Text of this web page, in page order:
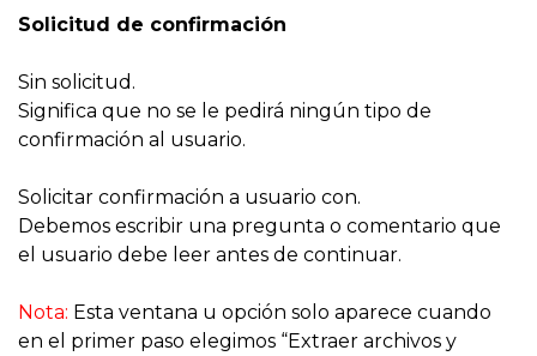
Solicitud de confirmación
Sin solicitud.
Significa que no se le pedirá ningún tipo de
confirmación al usuario.
Solicitar confirmación a usuario con.
Debemos escribir una pregunta o comentario que
el usuario debe leer antes de continuar.
Nota: Esta ventana u opción solo aparece cuando
en el primer paso elegimos “Extraer archivos y